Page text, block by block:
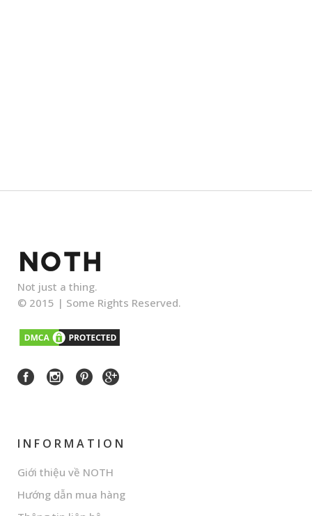
Not just a thing.
© 2015 | Some Rights Reserved.
INFORMATION
Giới thiệu về NOTH
Hướng dẫn mua hàng